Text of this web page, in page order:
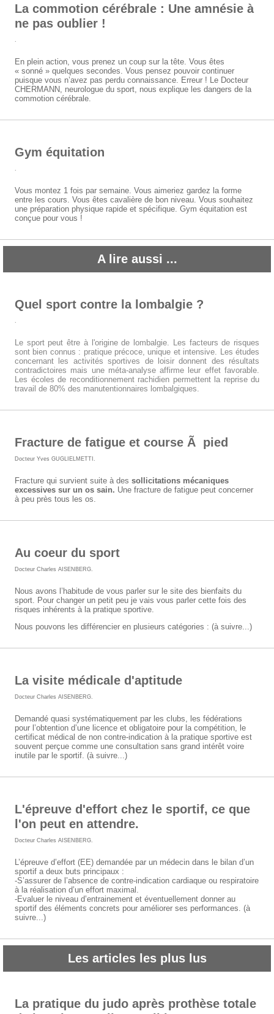
La commotion cérébrale : Une amnésie à
ne pas oublier !
En plein action, vous prenez un coup sur la tête. Vous êtes
« sonné » quelques secondes. Vous pensez pouvoir continuer
puisque vous n’avez pas perdu connaissance. Erreur ! Le Docteur
CHERMANN, neurologue du sport, nous explique les dangers de la
commotion cérébrale.
Gym équitation
Vous montez 1 fois par semaine. Vous aimeriez gardez la forme
entre les cours. Vous êtes cavalière de bon niveau. Vous souhaitez
une préparation physique rapide et spécifique. Gym équitation est
conçue pour vous !
A lire aussi ...
Quel sport contre la lombalgie ?
Le sport peut être à l'origine de lombalgie. Les facteurs de risques
sont bien connus : pratique précoce, unique et intensive. Les études
concernant les activités sportives de loisir donnent des résultats
contradictoires mais une méta-analyse affirme leur effet favorable.
Les écoles de reconditionnement rachidien permettent la reprise du
travail de 80% des manutentionnaires lombalgiques.
Fracture de fatigue et course Ã pied
Docteur Yves GUGLIELMETTI
Fracture qui survient suite à des sollicitations mécaniques
excessives sur un os sain. Une fracture de fatigue peut concerner
à peu près tous les os.
Au coeur du sport
Docteur Charles AISENBERG
Nous avons l’habitude de vous parler sur le site des bienfaits du
sport. Pour changer un petit peu je vais vous parler cette fois des
risques inhérents à la pratique sportive.
Nous pouvons les différencier en plusieurs catégories : (à suivre...)
La visite médicale d'aptitude
Docteur Charles AISENBERG.
Demandé quasi systématiquement par les clubs, les fédérations
pour l’obtention d’une licence et obligatoire pour la compétition, le
certificat médical de non contre-indication à la pratique sportive est
souvent perçue comme une consultation sans grand intérêt voire
inutile par le sportif. (à suivre...)
L'épreuve d'effort chez le sportif, ce que
l'on peut en attendre.
Docteur Charles AISENBERG.
L’épreuve d’effort (EE) demandée par un médecin dans le bilan d’un
sportif a deux buts principaux :
-S’assurer de l’absence de contre-indication cardiaque ou respiratoire
à la réalisation d’un effort maximal.
-Evaluer le niveau d’entrainement et éventuellement donner au
sportif des éléments concrets pour améliorer ses performances. (à
suivre...)
Les articles les plus lus
La pratique du judo après prothèse totale